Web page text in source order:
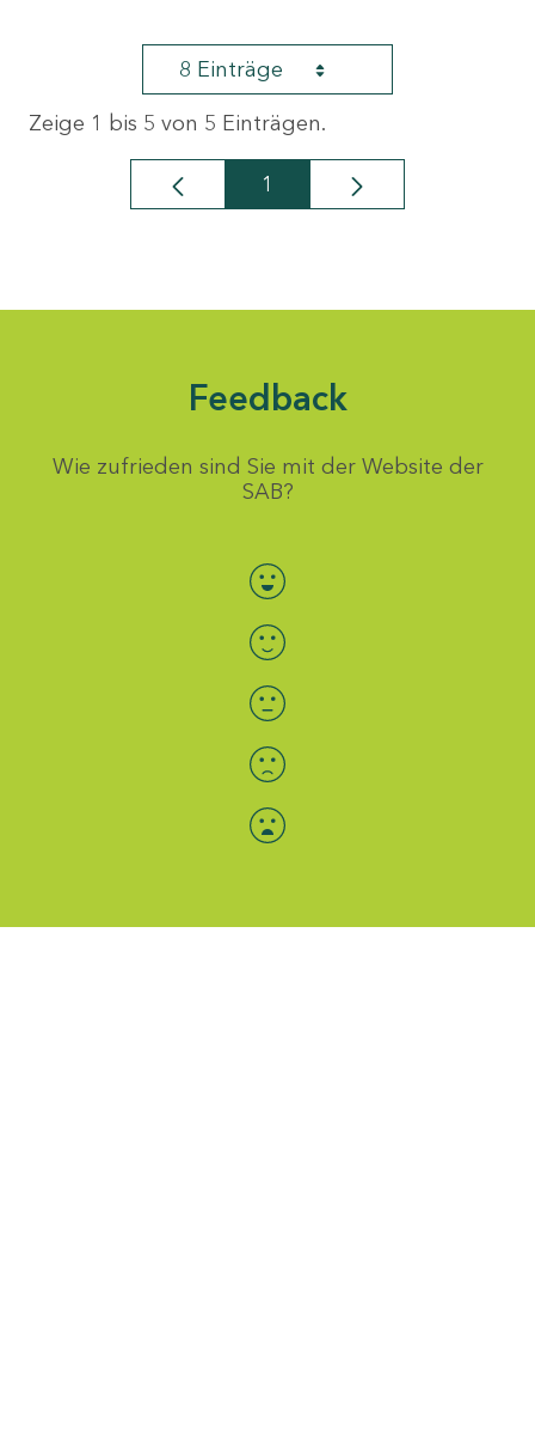
8 Einträge
Zeige 1 bis 5 von 5 Einträgen.
Seite
1
Feedback
Wie zufrieden sind Sie mit der Website der
SAB?
Bewertung auswählen